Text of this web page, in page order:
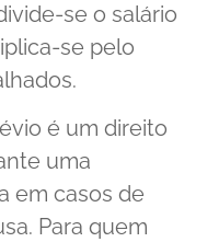
se o salário
se pelo
é um direito
uma
em casos de
Para quem